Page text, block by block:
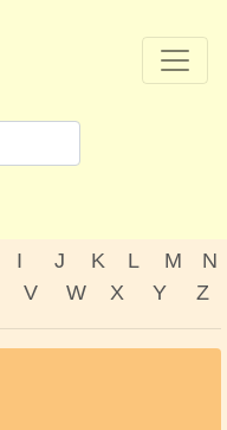
I J K L M
N
V W X Y Z